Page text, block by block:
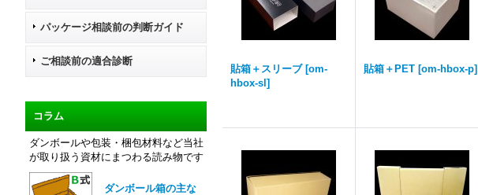
パッケージ相談前の判断ガイド
ご相談前の適合診断
コラム
ダンボールや包装・梱包材料など当社
が取り扱う資材にまつわる読み物です
ダンボール箱の主な
貼箱＋スリーブ [om-
hbox-sl]
貼箱＋PET [om-hbox-p]